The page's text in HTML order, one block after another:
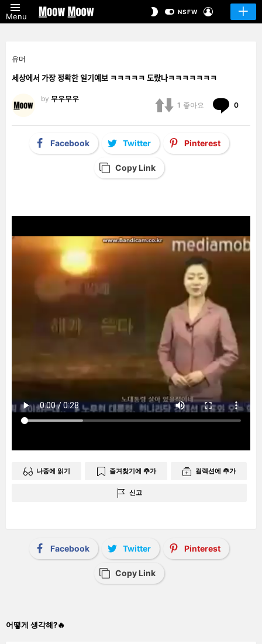
Menu
SWITCHNSFW
유머
세상에서 가장 정확한 일기예보 ㅋㅋㅋㅋㅋ 도랐나ㅋㅋㅋㅋㅋㅋㅋ
by 무우무우
1 좋아요 0
Facebook Twitter Pinterest
Copy Link
나중에 읽기 즐겨찾기에 추가 컬렉션에 추가
신고
Facebook Twitter Pinterest
Copy Link
어떻게 생각해?🔥